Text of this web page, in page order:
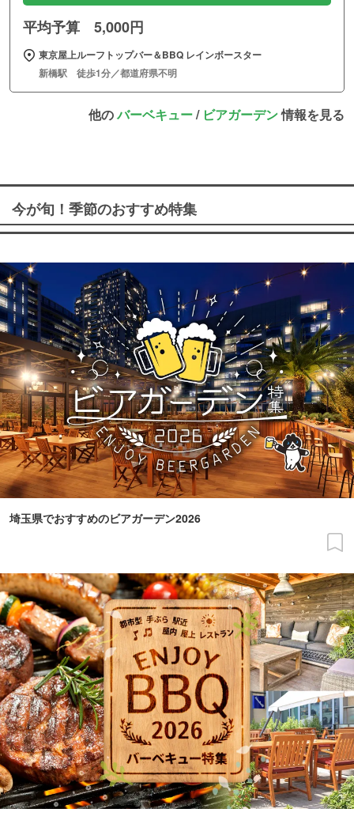
平均予算 5,000円
東京屋上ルーフトップバー＆BBQ レインボースター
新橋駅 徒歩1分／都道府県不明
他のバーベキュー/ ビアガーデン情報を見る
今が旬！季節のおすすめ特集
埼玉県でおすすめのビアガーデン2026